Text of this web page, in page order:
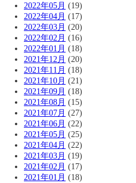
2022年05月 (19)
2022年04月 (17)
2022年03月 (20)
2022年02月 (16)
2022年01月 (18)
2021年12月 (20)
2021年11月 (18)
2021年10月 (21)
2021年09月 (18)
2021年08月 (15)
2021年07月 (27)
2021年06月 (22)
2021年05月 (25)
2021年04月 (22)
2021年03月 (19)
2021年02月 (17)
2021年01月 (18)